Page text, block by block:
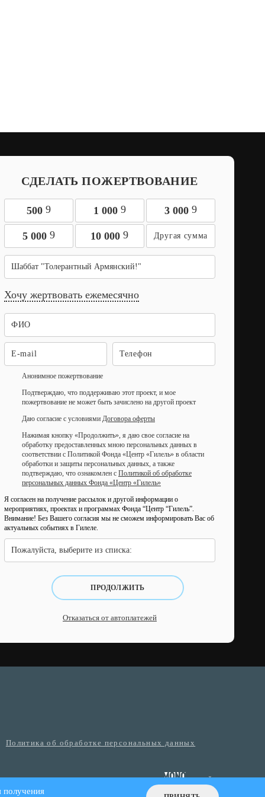
СДЕЛАТЬ ПОЖЕРТВОВАНИЕ
500 9 1 000 9 3 000 9
5 000 9 10 0009
Шаббат "Толерантный Армянский!"
Хочу жертвовать ежемесячно
Анонимное пожертвование
Подтверждаю, что поддерживаю этот проект, и мое
пожертвование не может быть зачислено на другой проект
Даю согласие с условиями Договора оферты
Нажимая кнопку «Продолжить», я даю свое согласие на
обработку предоставленных мною персональных данных в
соответствии с Политикой Фонда «Центр «Гилель» в области
обработки и защиты персональных данных, а также
подтверждаю, что ознакомлен с Политикой об обработке
персональных данных Фонда «Центр «Гилель»
Я согласен на получение рассылок и другой информации о
мероприятиях, проектах и программах Фонда “Центр “Гилель”.
Внимание! Без Вашего согласия мы не сможем информировать Вас об
актуальных событиях в Гилеле.
Пожалуйста, выберите из списка:
ПРОДОЛЖИТЬ
Отказаться от автоплатежей
Политика об обработке персональных данных
получения